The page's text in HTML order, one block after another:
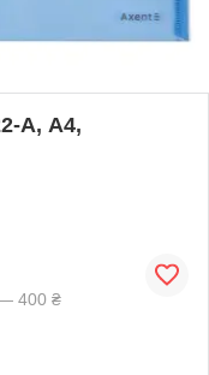
A, А4,
— 400 ₴